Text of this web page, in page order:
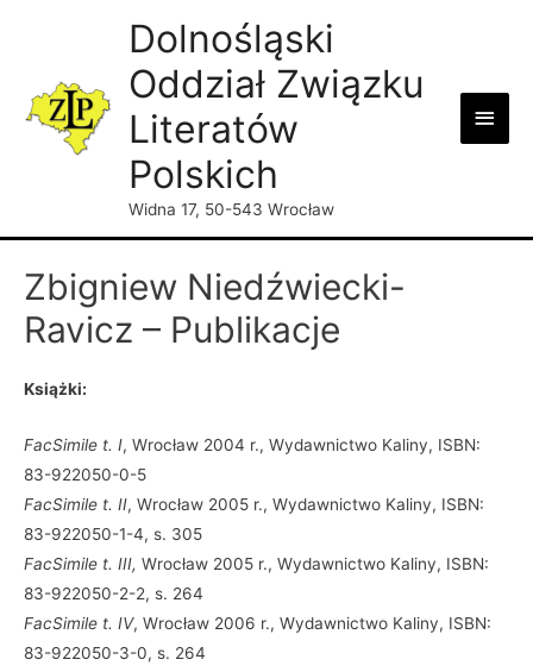
Dolnośląski
Oddział Związku
Literatów
Polskich
Widna 17, 50-543 Wrocław
Main
Zbigniew Niedźwiecki-
Ravicz – Publikacje
Książki:
FacSimile t. I, Wrocław 2004 r., Wydawnictwo Kaliny, ISBN:
83-922050-0-5
FacSimile t. II, Wrocław 2005 r., Wydawnictwo Kaliny, ISBN:
83-922050-1-4, s. 305
FacSimile t. III, Wrocław 2005 r., Wydawnictwo Kaliny, ISBN:
83-922050-2-2, s. 264
FacSimile t. IV, Wrocław 2006 r., Wydawnictwo Kaliny, ISBN:
83-922050-3-0, s. 264